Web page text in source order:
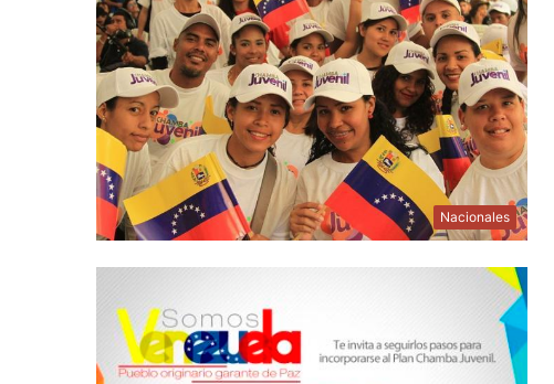
Nacionales